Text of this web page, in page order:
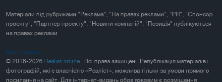
Матеріали під рубриками "Реклама", "На правах реклами", "PR", "Спонсор
проекту", "Партнер проекту", "Новини компаній", "Позиція" публікуються
на правах реклами
Карта сайта
© 2016-2026 Realist.online . Всі права захищені. Републікація матеріалів і
фотографій, які є власністю «Реаліст», можлива тільки за умови прямого
посилання на сайт. Для інтернет-видань обов'язковим є розміщення